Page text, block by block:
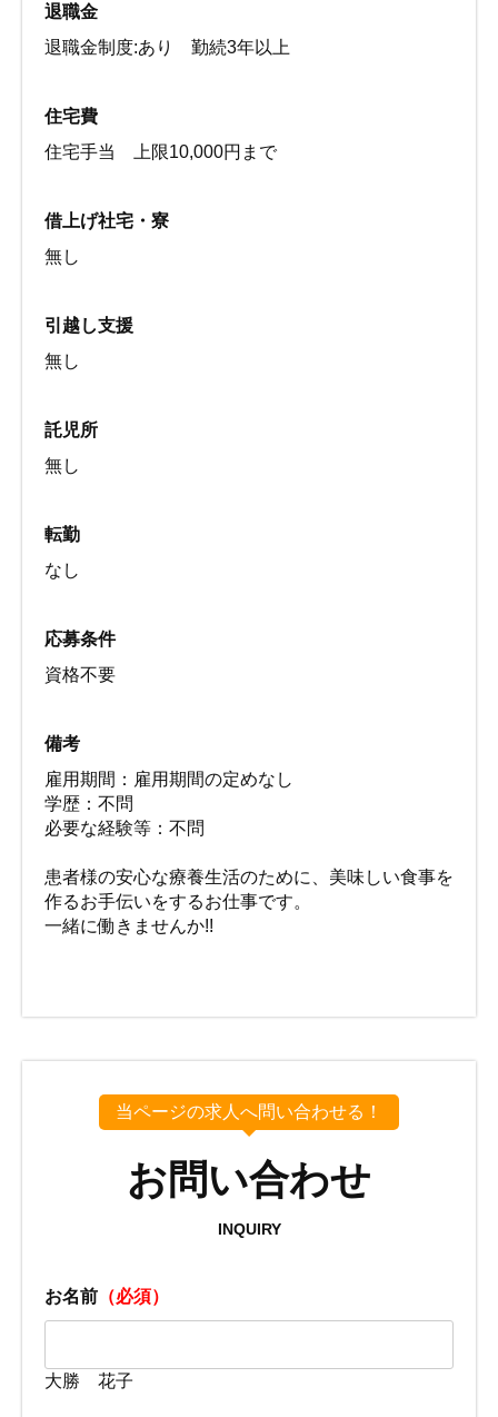
退職金
退職金制度:あり 勤続3年以上
住宅費
住宅手当 上限10,000円まで
借上げ社宅・寮
無し
引越し支援
無し
託児所
無し
転勤
なし
応募条件
資格不要
備考
雇用期間：雇用期間の定めなし
学歴：不問
必要な経験等：不問
患者様の安心な療養生活のために、美味しい食事を
作るお手伝いをするお仕事です。
一緒に働きませんか!!
当ページの求人へ問い合わせる！
お問い合わせ
INQUIRY
お名前 （必須）
大勝 花子